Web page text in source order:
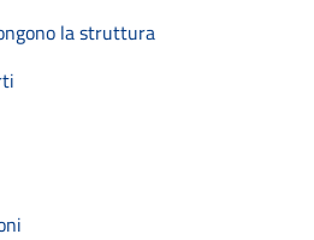
la struttura